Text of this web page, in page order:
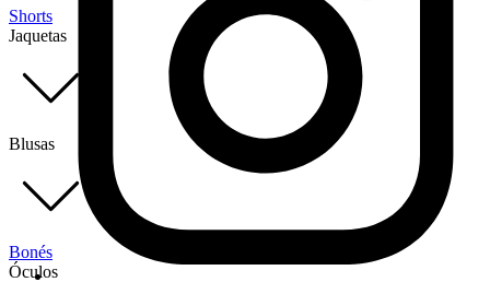
Shorts
Jaquetas
Blusas
Bonés
Óculos